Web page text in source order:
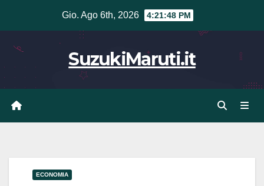
contenuto
Gio. Ago 6th, 2026 4:21:48 PM
SuzukiMaruti.it
ECONOMIA